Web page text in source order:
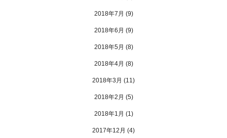
2018年7月 (9)
2018年6月 (9)
2018年5月 (8)
2018年4月 (8)
2018年3月 (11)
2018年2月 (5)
2018年1月 (1)
2017年12月 (4)